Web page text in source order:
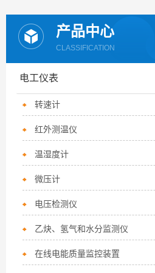
产品中心
CLASSIFICATION
电工仪表
转速计
红外测温仪
温湿度计
微压计
电压检测仪
乙炔、氢气和水分监测仪
在线电能质量监控装置